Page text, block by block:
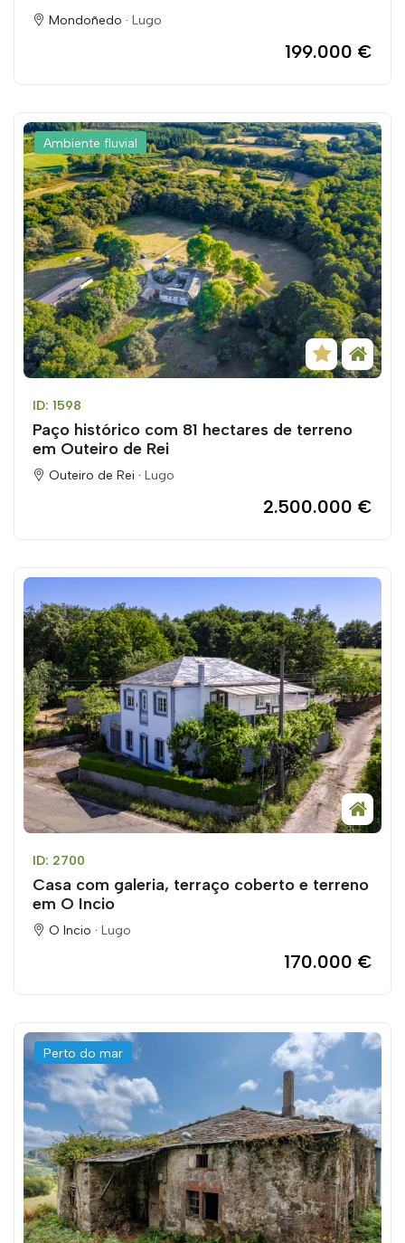
Mondoñedo · Lugo
199.000 €
Ambiente fluvial
ID: 1598
Paço histórico com 81 hectares de terreno
em Outeiro de Rei
Outeiro de Rei · Lugo
2.500.000 €
ID: 2700
Casa com galeria, terraço coberto e terreno
em O Incio
O Incio · Lugo
170.000 €
Perto do mar